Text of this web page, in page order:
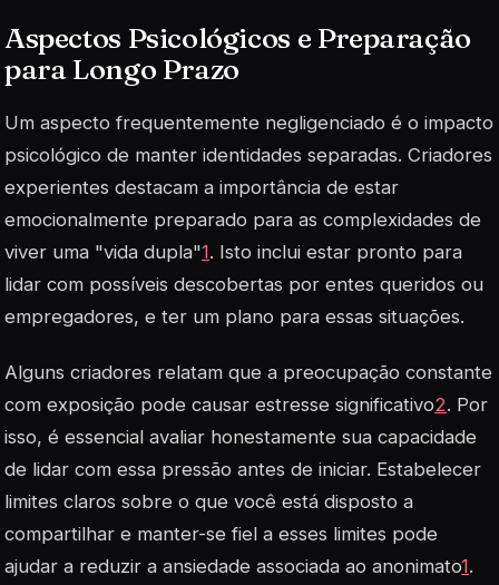
Aspectos Psicológicos e Preparação
para Longo Prazo
Um aspecto frequentemente negligenciado é o impacto
psicológico de manter identidades separadas. Criadores
experientes destacam a importância de estar
emocionalmente preparado para as complexidades de
viver uma "vida dupla"1. Isto inclui estar pronto para
lidar com possíveis descobertas por entes queridos ou
empregadores, e ter um plano para essas situações.
Alguns criadores relatam que a preocupação constante
com exposição pode causar estresse significativo2. Por
isso, é essencial avaliar honestamente sua capacidade
de lidar com essa pressão antes de iniciar. Estabelecer
limites claros sobre o que você está disposto a
compartilhar e manter-se fiel a esses limites pode
ajudar a reduzir a ansiedade associada ao anonimato1.